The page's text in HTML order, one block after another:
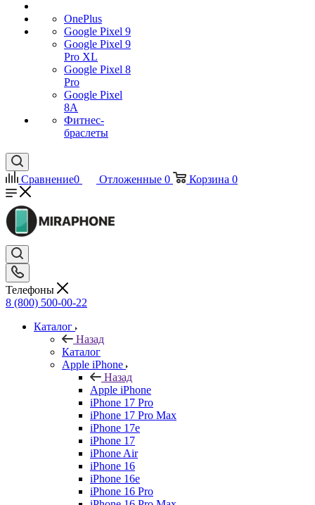
OnePlus
Google Pixel 9
Google Pixel 9
Pro XL
Google Pixel 8
Pro
Google Pixel
8A
Фитнес-
браслеты
Сравнение0 Отложенные 0 Корзина 0
Телефоны
8 (800) 500-00-22
Каталог
Назад
Каталог
Apple iPhone
Назад
Apple iPhone
iPhone 17 Pro
iPhone 17 Pro Max
iPhone 17e
iPhone 17
iPhone Air
iPhone 16
iPhone 16e
iPhone 16 Pro